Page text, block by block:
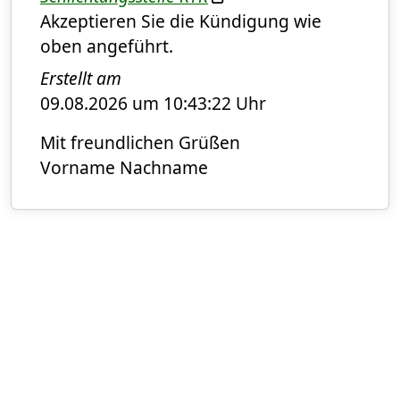
Akzeptieren Sie die Kündigung wie
oben angeführt.
Erstellt am
09.08.2026 um 10:43:22 Uhr
Mit freundlichen Grüßen
Vorname Nachname